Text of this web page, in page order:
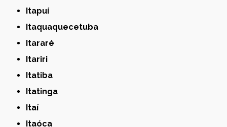
Itapuí
Itaquaquecetuba
Itararé
Itariri
Itatiba
Itatinga
Itaí
Itaóca